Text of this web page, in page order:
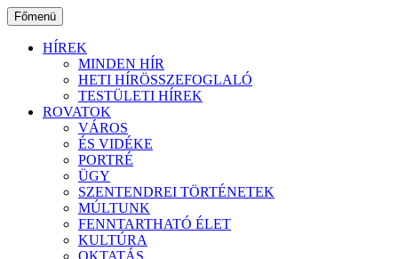
Ugrás
a
tartalomhoz
Főmenü
HÍREK
MINDEN HÍR
HETI HÍRÖSSZEFOGLALÓ
TESTÜLETI HÍREK
ROVATOK
VÁROS
ÉS VIDÉKE
PORTRÉ
ÜGY
SZENTENDREI TÖRTÉNETEK
MÚLTUNK
FENNTARTHATÓ ÉLET
KULTÚRA
OKTATÁS